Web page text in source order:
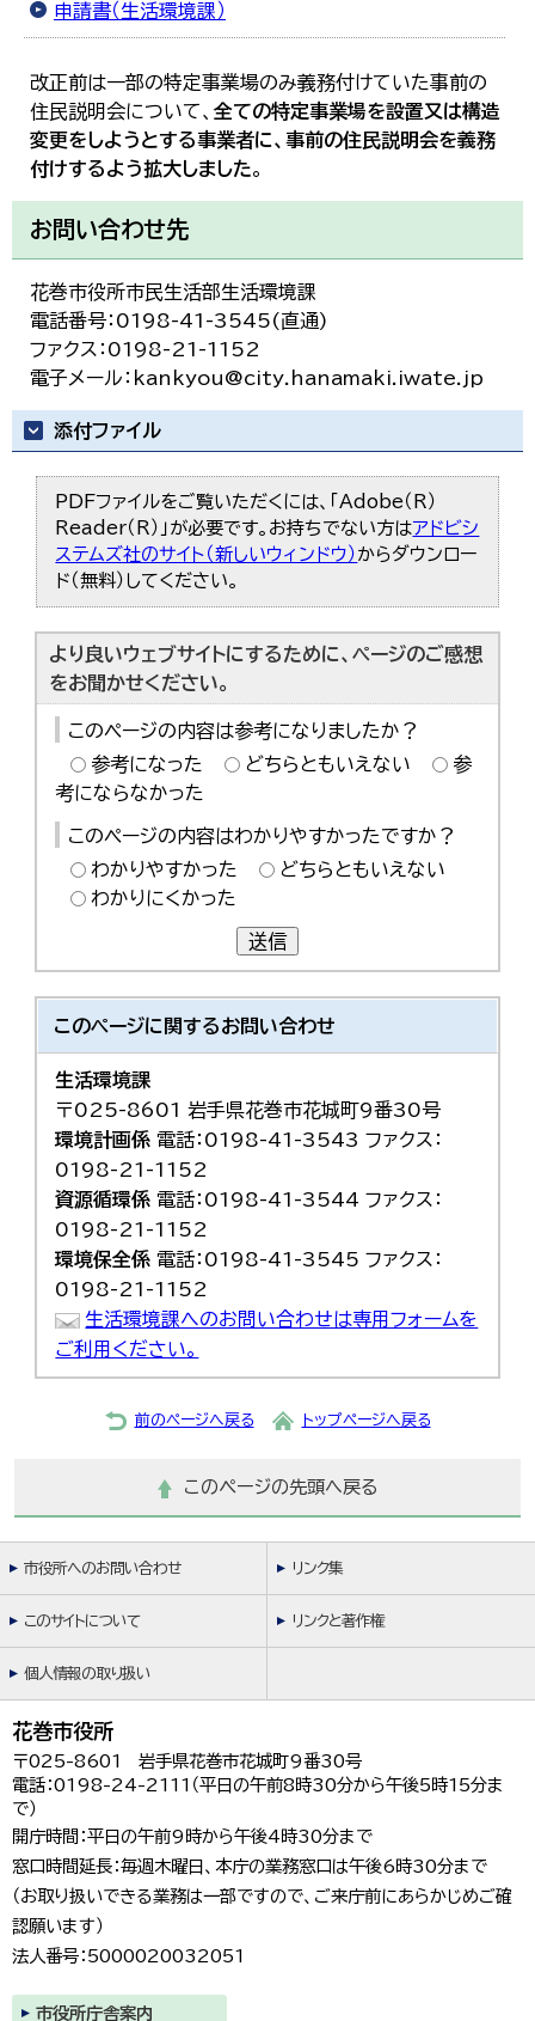
申請書（生活環境課）
改正前は一部の特定事業場のみ義務付けていた事前の
住民説明会について、 全ての特定事業場を設置又は構造
変更をしようとする事業者に、事前の住民説明会を義務
付けするよう拡大しました。
お問い合わせ先
花巻市役所市民生活部生活環境課
電話番号：0198-41-3545(直通)
ファクス：0198-21-1152
電子メール：kankyou@city.hanamaki.iwate.jp
添付ファイル
PDFファイルをご覧いただくには、「Adobe（R）
Reader（R）」が必要です。お持ちでない方はアドビシ
ステムズ社のサイト（新しいウィンドウ） からダウンロー
ド（無料）してください。
より良いウェブサイトにするために、ページのご感想
をお聞かせください。
このページの内容は参考になりましたか？
参考になった
どちらともいえない
参
考にならなかった
このページの内容はわかりやすかったですか？
わかりやすかった
どちらともいえない
わかりにくかった
送信
このページに関するお問い合わせ
生活環境課
〒025-8601 岩手県花巻市花城町9番30号
環境計画係 電話：0198-41-3543 ファクス：
0198-21-1152
資源循環係 電話：0198-41-3544 ファクス：
0198-21-1152
環境保全係 電話：0198-41-3545 ファクス：
0198-21-1152
生活環境課へのお問い合わせは専用フォームを
ご利用ください。
前のページへ戻る トップページへ戻る
このページの先頭へ戻る
市役所へのお問い合わせ リンク集
このサイトについて リンクと著作権
個人情報の取り扱い
花巻市役所
〒025-8601 岩手県花巻市花城町9番30号
電話：0198-24-2111（平日の午前8時30分から午後5時15分ま
で）
開庁時間：平日の午前9時から午後4時30分まで
窓口時間延長：毎週木曜日、本庁の業務窓口は午後6時30分まで
（お取り扱いできる業務は一部ですので、ご来庁前にあらかじめご確
認願います）
法人番号：5000020032051
市役所庁舎案内